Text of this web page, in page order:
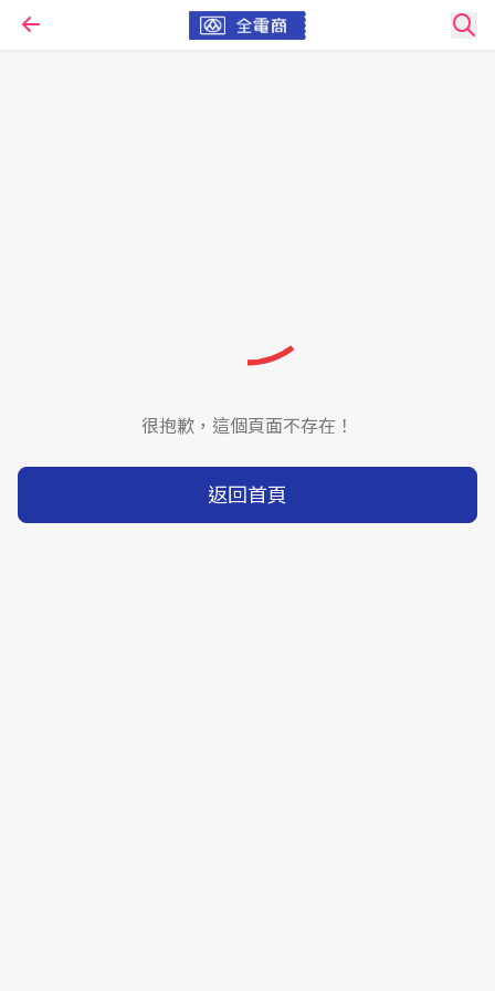
很抱歉，這個頁面不存在！
返回首頁